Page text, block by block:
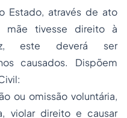
Estado, através de ato
mãe tivesse direito à
este deverá ser
causados. Dispõem
ou omissão voluntária,
violar direito e causar